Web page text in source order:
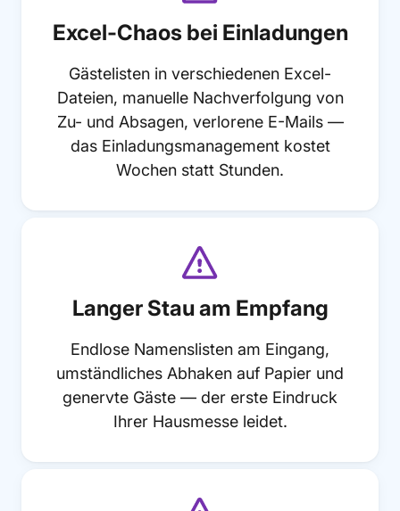
Excel-Chaos bei Einladungen
Gästelisten in verschiedenen Excel-
Dateien, manuelle Nachverfolgung von
Zu- und Absagen, verlorene E-Mails —
das Einladungsmanagement kostet
Wochen statt Stunden.
Langer Stau am Empfang
Endlose Namenslisten am Eingang,
umständliches Abhaken auf Papier und
genervte Gäste — der erste Eindruck
Ihrer Hausmesse leidet.